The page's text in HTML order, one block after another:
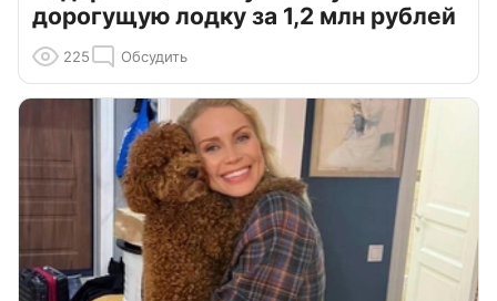
дорогущую лодку за 1,2 млн рублей
225 Обсудить